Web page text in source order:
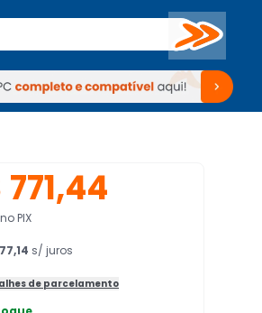
Buscar
Periféricos TV Venda no KaBuM!
TV Venda no KaBuM!
771,44
PIX
s/ juros
de parcelamento